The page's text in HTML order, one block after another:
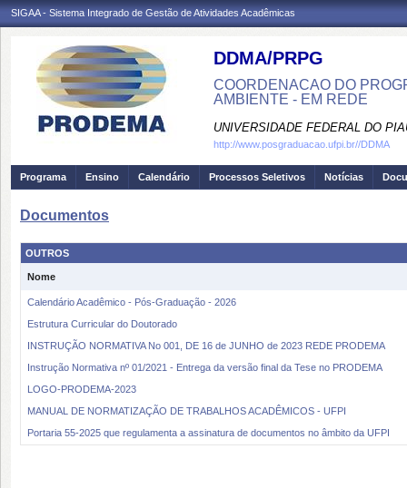
SIGAA - Sistema Integrado de Gestão de Atividades Acadêmicas
DDMA/PRPG
COORDENACAO DO
AMBIENTE - EM REDE
UNIVERSIDADE FEDERAL DO
http://www.posgraduacao.ufpi.br//DDMA
Programa Ensino Calendário Processos Seletivos Notícias
Documentos
OUTROS
Nome
Calendário Acadêmico - Pós-Graduação - 2026
Estrutura Curricular do Doutorado
INSTRUÇÃO NORMATIVA No 001, DE 16 de JUNHO de 2023 REDE PRODEMA
Instrução Normativa nº 01/2021 - Entrega da versão final da Tese no PRODEMA
LOGO-PRODEMA-2023
MANUAL DE NORMATIZAÇÃO DE TRABALHOS ACADÊMICOS - UFPI
Portaria 55-2025 que regulamenta a assinatura de documentos no âmbito da UFPI